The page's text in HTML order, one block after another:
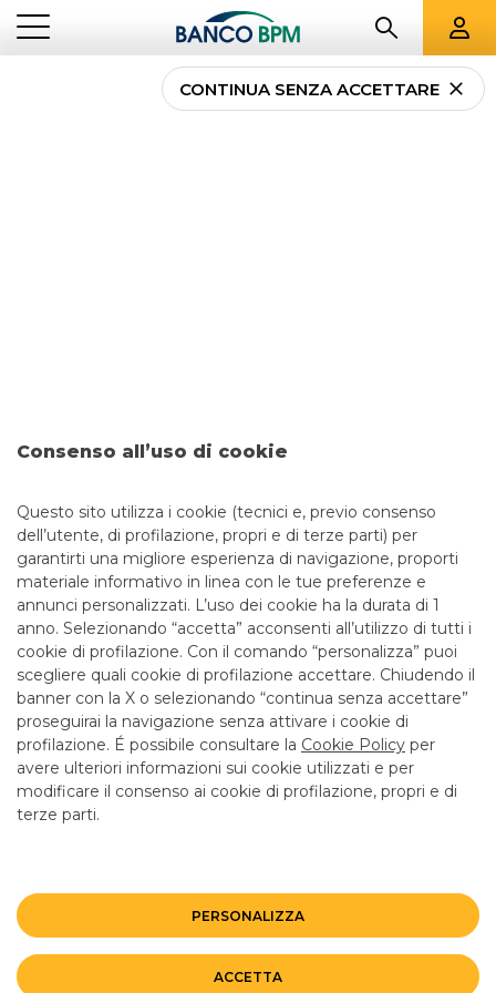
TUTTI I CENTRI IMPRESE FG
Tel: 0881564689
Email: centroimprese.04894@pec.bancobpmspa.it
Entra nel Centro Imprese
LINK UTILI
CONTATTI E FILIALI
LAVORA CON NOI
TERZO SETTORE
SICUREZZA
©BANCO BPM GRUPPO BANCARIO
Rappresentante del Gruppo IVA Banco BPM Partita IVA 10537050964
Privacy Disclaimer
CONTINUA SENZA ACCETTARE
Consenso all’uso di cookie
Questo sito utilizza i cookie (tecnici e, previo consenso
dell’utente, di profilazione, propri e di terze parti) per
garantirti una migliore esperienza di navigazione, proporti
materiale informativo in linea con le tue preferenze e
annunci personalizzati. L’uso dei cookie ha la durata di 1
anno. Selezionando “accetta” acconsenti all’utilizzo di tutti i
cookie di profilazione. Con il comando “personalizza” puoi
scegliere quali cookie di profilazione accettare. Chiudendo il
banner con la X o selezionando “continua senza accettare”
proseguirai la navigazione senza attivare i cookie di
profilazione. É possibile consultare la Cookie Policy per
avere ulteriori informazioni sui cookie utilizzati e per
modificare il consenso ai cookie di profilazione, propri e di
terze parti.
PERSONALIZZA
ACCETTA